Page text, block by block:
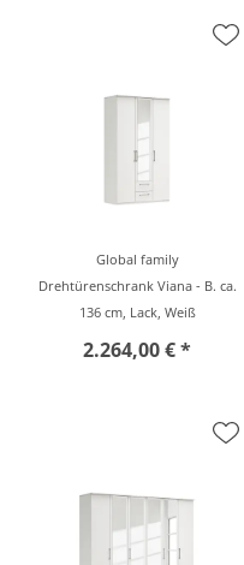
Global family
Drehtürenschrank Viana - B. ca.
136 cm, Lack, Weiß
2.264,00 € *